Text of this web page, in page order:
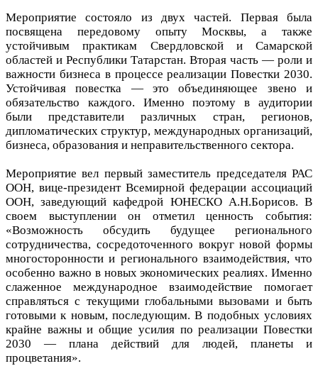
Мероприятие состояло из двух частей. Первая была
посвящена передовому опыту Москвы, а также
устойчивым практикам Свердловской и Самарской
областей и Республики Татарстан. Вторая часть — роли и
важности бизнеса в процессе реализации Повестки 2030.
Устойчивая повестка — это объединяющее звено и
обязательство каждого. Именно поэтому в аудитории
были представители различных стран, регионов,
дипломатических структур, международных организаций,
бизнеса, образования и неправительственного сектора.
Мероприятие вел первый заместитель председателя РАС
ООН, вице-президент Всемирной федерации ассоциаций
ООН, заведующий кафедрой ЮНЕСКО А.Н.Борисов. В
своем выступлении он отметил ценность события:
«Возможность обсудить будущее регионального
сотрудничества, сосредоточенного вокруг новой формы
многосторонности и регионального взаимодействия, что
особенно важно в новых экономических реалиях. Именно
слаженное международное взаимодействие помогает
справляться с текущими глобальными вызовами и быть
готовыми к новым, последующим. В подобных условиях
крайне важны и общие усилия по реализации Повестки
2030 — плана действий для людей, планеты и
процветания».